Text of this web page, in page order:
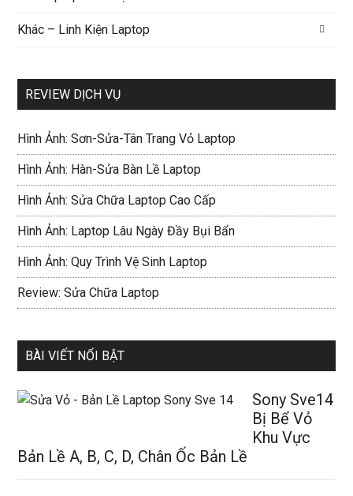
Khác – Linh Kiện Laptop
REVIEW DỊCH VỤ
Hình Ảnh: Sơn-Sửa-Tân Trang Vỏ Laptop
Hình Ảnh: Hàn-Sửa Bàn Lề Laptop
Hình Ảnh: Sửa Chữa Laptop Cao Cấp
Hình Ảnh: Laptop Lâu Ngày Đầy Bụi Bẩn
Hình Ảnh: Quy Trình Vệ Sinh Laptop
Review: Sửa Chữa Laptop
BÀI VIẾT NỔI BẬT
Sony Sve14
Bị Bể Vỏ
Khu Vực
Bản Lề A, B, C, D, Chân Ốc Bản Lề